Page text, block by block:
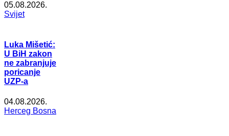
05.08.2026.
Svijet
Luka Mišetić:
U BiH zakon
ne zabranjuje
poricanje
UZP-a
04.08.2026.
Herceg Bosna